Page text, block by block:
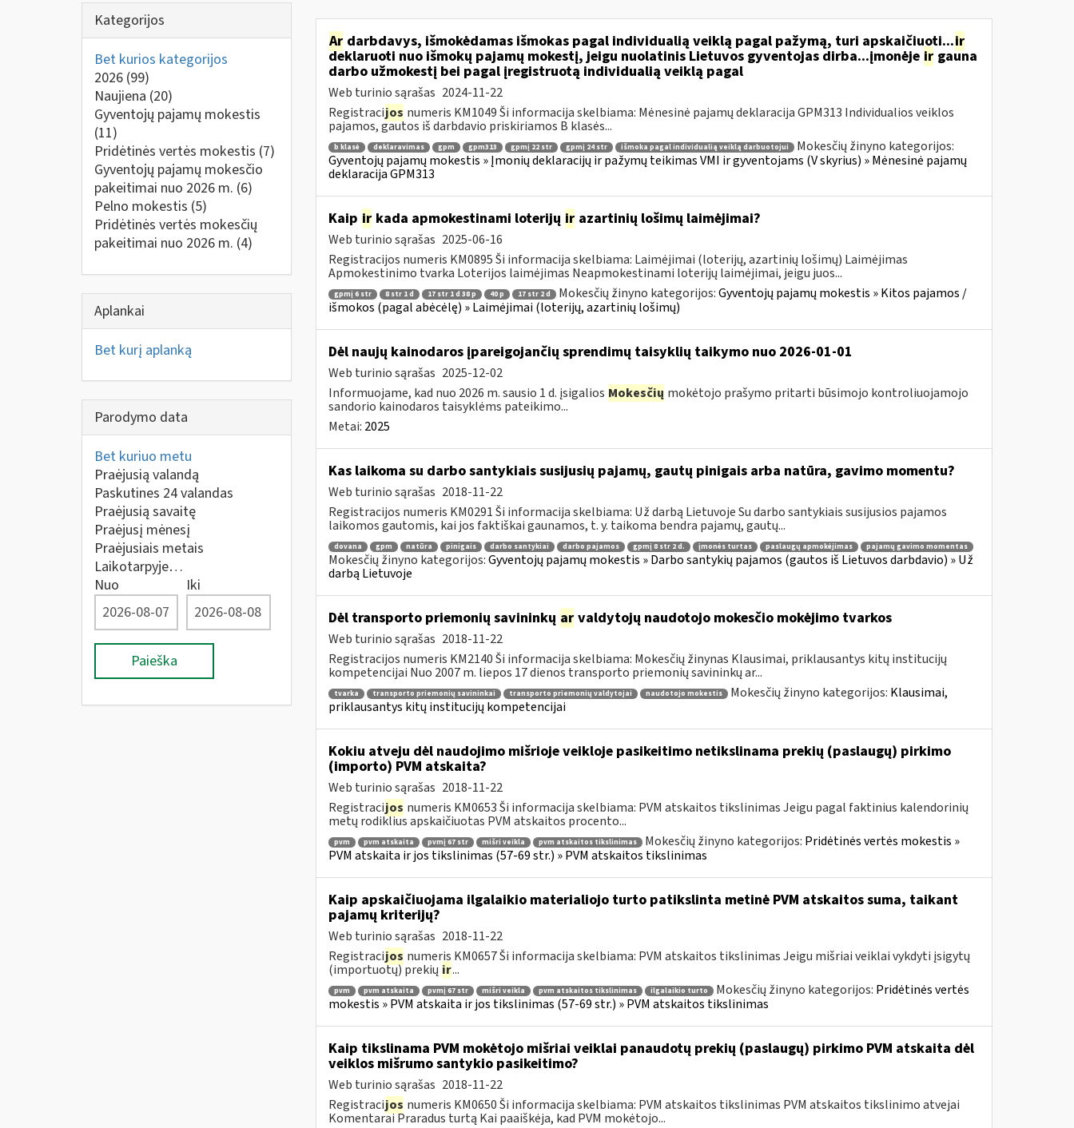
Kategorijos
Bet kurios kategorijos
2026 (99)
Naujiena (20)
Gyventojų pajamų mokestis
(11)
Pridėtinės vertės mokestis (7)
Gyventojų pajamų mokesčio
pakeitimai nuo 2026 m. (6)
Pelno mokestis (5)
Pridėtinės vertės mokesčių
pakeitimai nuo 2026 m. (4)
Aplankai
Bet kurį aplanką
Parodymo data
Bet kuriuo metu
Praėjusią valandą
Paskutines 24 valandas
Praėjusią savaitę
Praėjusį mėnesį
Praėjusiais metais
Laikotarpyje…
Nuo
Iki
Paieška
Ardarbdavys, išmokėdamas išmokas pagal individualią veiklą pagal pažymą, turi apskaičiuoti...ir
deklaruoti nuo išmokų pajamų mokestį, jeigu nuolatinis Lietuvos gyventojas dirba...įmonėje irgauna
darbo užmokestį bei pagal įregistruotą individualią veiklą pagal
Web turinio sąrašas 2024-11-22
Registracijos numeris KM1049 Ši informacija skelbiama: Mėnesinė pajamų deklaracija GPM313 Individualios veiklos
pajamos, gautos iš darbdavio priskiriamos B klasės...
b klasė deklaravimas gpm gpm313 gpmį 22 str gpmį 24 str išmoka pagal individualią veiklą darbuotojui
Mokesčių žinyno kategorijos:
Gyventojų pajamų mokestis » Įmonių deklaracijų ir pažymų teikimas VMI ir gyventojams (V skyrius) » Mėnesinė pajamų
deklaracija GPM313
Kaip irkada apmokestinami loterijų irazartinių lošimų laimėjimai?
Web turinio sąrašas 2025-06-16
Registracijos numeris KM0895 Ši informacija skelbiama: Laimėjimai (loterijų, azartinių lošimų) Laimėjimas
Apmokestinimo tvarka Loterijos laimėjimas Neapmokestinami loterijų laimėjimai, jeigu juos...
gpmį 6 str 8 str 1 d 17 str 1 d 38 p 40 p 17 str 2 d Mokesčių žinyno kategorijos:Gyventojų pajamų mokestis » Kitos pajamos /
išmokos (pagal abėcėlę) » Laimėjimai (loterijų, azartinių lošimų)
Dėl naujų kainodaros įpareigojančių sprendimų taisyklių taikymo nuo 2026-01-01
Web turinio sąrašas 2025-12-02
Informuojame, kad nuo 2026 m. sausio 1 d. įsigalios Mokesčių mokėtojo prašymo pritarti būsimojo kontroliuojamojo
sandorio kainodaros taisyklėms pateikimo...
Metai: 2025
Kas laikoma su darbo santykiais susijusių pajamų, gautų pinigais arba natūra, gavimo momentu?
Web turinio sąrašas 2018-11-22
Registracijos numeris KM0291 Ši informacija skelbiama: Už darbą Lietuvoje Su darbo santykiais susijusios pajamos
laikomos gautomis, kai jos faktiškai gaunamos, t. y. taikoma bendra pajamų, gautų...
dovana gpm natūra pinigais darbo santykiai darbo pajamos gpmį 8 str 2 d. įmonės turtas paslaugų apmokėjimas pajamų gavimo momentas
Mokesčių žinyno kategorijos:Gyventojų pajamų mokestis » Darbo santykių pajamos (gautos iš Lietuvos darbdavio) » Už
darbą Lietuvoje
Dėl transporto priemonių savininkų arvaldytojų naudotojo mokesčio mokėjimo tvarkos
Web turinio sąrašas 2018-11-22
Registracijos numeris KM2140 Ši informacija skelbiama: Mokesčių žinynas Klausimai, priklausantys kitų institucijų
kompetencijai Nuo 2007 m. liepos 17 dienos transporto priemonių savininkų ar...
tvarka transporto priemonių savininkai transporto priemonių valdytojai naudotojo mokestis Mokesčių žinyno kategorijos: Klausimai,
priklausantys kitų institucijų kompetencijai
Kokiu atveju dėl naudojimo mišrioje veikloje pasikeitimo netikslinama prekių (paslaugų) pirkimo
(importo) PVM atskaita?
Web turinio sąrašas 2018-11-22
Registracijos numeris KM0653 Ši informacija skelbiama: PVM atskaitos tikslinimas Jeigu pagal faktinius kalendorinių
metų rodiklius apskaičiuotas PVM atskaitos procento...
pvm pvm atskaita pvmį 67 str mišri veikla pvm atskaitos tikslinimas Mokesčių žinyno kategorijos: Pridėtinės vertės mokestis »
PVM atskaita ir jos tikslinimas (57-69 str.) » PVM atskaitos tikslinimas
Kaip apskaičiuojama ilgalaikio materialiojo turto patikslinta metinė PVM atskaitos suma, taikant
pajamų kriterijų?
Web turinio sąrašas 2018-11-22
Registracijos numeris KM0657 Ši informacija skelbiama: PVM atskaitos tikslinimas Jeigu mišriai veiklai vykdyti įsigytų
(importuotų) prekių ir...
pvm pvm atskaita pvmį 67 str mišri veikla pvm atskaitos tikslinimas ilgalaikio turto Mokesčių žinyno kategorijos: Pridėtinės vertės
mokestis » PVM atskaita ir jos tikslinimas (57-69 str.) » PVM atskaitos tikslinimas
Kaip tikslinama PVM mokėtojo mišriai veiklai panaudotų prekių (paslaugų) pirkimo PVM atskaita dėl
veiklos mišrumo santykio pasikeitimo?
Web turinio sąrašas 2018-11-22
Registracijos numeris KM0650 Ši informacija skelbiama: PVM atskaitos tikslinimas PVM atskaitos tikslinimo atvejai
Komentarai Praradus turtą Kai paaiškėja, kad PVM mokėtojo...